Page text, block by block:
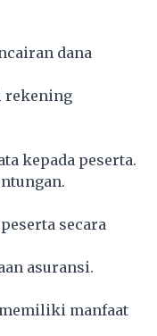
dana
rekening
kepada peserta.
secara
asuransi.
manfaat